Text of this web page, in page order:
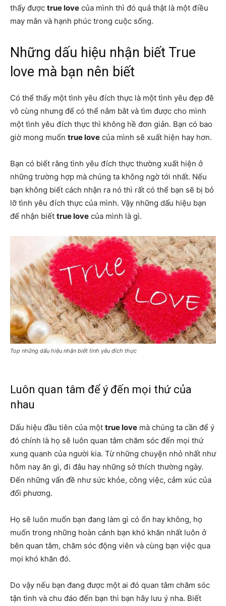
thấy được true love của mình thì đó quả thật là một điều
may mắn và hạnh phúc trong cuộc sống.
Những dấu hiệu nhận biết True
love mà bạn nên biết
Có thể thấy một tình yêu đích thực là một tình yêu đẹp đẽ
vô cùng nhưng để có thể nắm bắt và tìm được cho mình
một tình yêu đích thực thì không hề đơn giản. Bạn có bao
giờ mong muốn true love của mình sẽ xuất hiện hay hơn.
Bạn có biết rằng tình yêu đích thực thường xuất hiện ở
những trường hợp mà chúng ta không ngờ tới nhất. Nếu
bạn không biết cách nhận ra nó thì rất có thể bạn sẽ bị bỏ
lỡ tình yêu đích thực của mình. Vậy những dấu hiệu bạn
để nhận biết true love của mình là gì.
Top những dấu hiệu nhận biết tình yêu đích thực
Luôn quan tâm để ý đến mọi thứ của
nhau
Dấu hiệu đầu tiên của một true love mà chúng ta cần để ý
đó chính là họ sẽ luôn quan tâm chăm sóc đến mọi thứ
xung quanh của người kia. Từ những chuyện nhỏ nhất như
hôm nay ăn gì, đi đâu hay những sở thích thường ngày.
Đến những vấn đề như sức khỏe, công việc, cảm xúc của
đối phương.
Họ sẽ luôn muốn bạn đang làm gì có ổn hay không, họ
muốn trong những hoàn cảnh bạn khó khăn nhất luôn ở
bên quan tâm, chăm sóc động viên và cùng bạn việc qua
mọi khó khăn đó.
Do vậy nếu bạn đang được một ai đó quan tâm chăm sóc
tận tình và chu đáo đến bạn thì bạn hãy lưu ý nha. Biết